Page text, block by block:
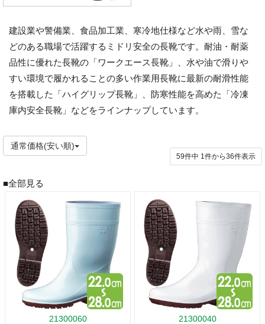
建設業や警備業、食品加工業、寒冷地仕様など水や雨、雪な
どのある職場で活躍するミドリ安全の長靴です。耐油・耐薬
品性に優れた長靴の「ワークエース長靴」、水や油で滑りや
すい環境で履かれることの多い作業用長靴に最新の耐滑性能
を搭載した「ハイグリップ長靴」、防寒性能を高めた「冷凍
庫内安全長靴」などをラインナップしています。
通常価格(安い順)
59件中 1 件から36件表示
■全部見る
21300060 21300040